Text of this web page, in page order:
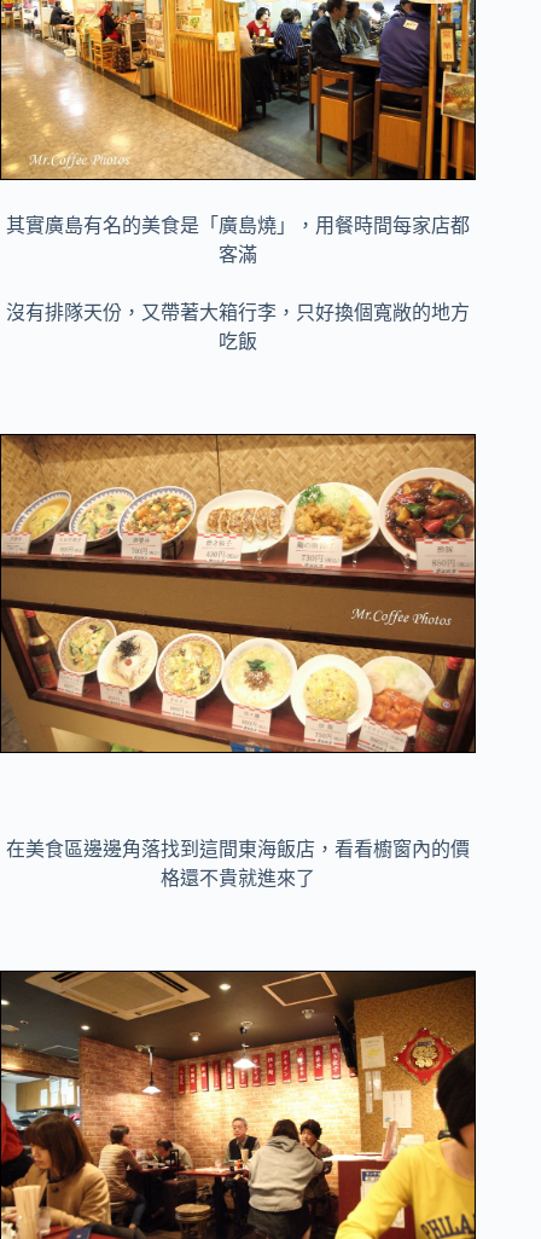
其實廣島有名的美食是「廣島燒」，用餐時間每家店都
客滿
沒有排隊天份，又帶著大箱行李，只好換個寬敞的地方
吃飯
在美食區邊邊角落找到這間東海飯店，看看櫥窗內的價
格還不貴就進來了